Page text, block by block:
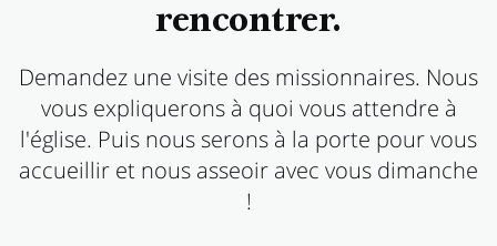
rencontrer.
Demandez une visite des missionnaires. Nous
vous expliquerons à quoi vous attendre à
l'église. Puis nous serons à la porte pour vous
accueillir et nous asseoir avec vous dimanche
!